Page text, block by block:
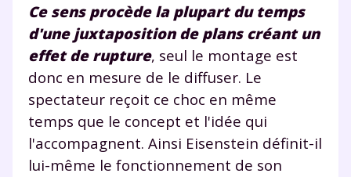
Ce sens procède la plupart du temps
d'une juxtaposition de plans créant un
effet de rupture, seul le montage est
donc en mesure de le diffuser. Le
spectateur reçoit ce choc en même
temps que le concept et l'idée qui
l'accompagnent. Ainsi Eisenstein définit-il
lui-même le fonctionnement de son